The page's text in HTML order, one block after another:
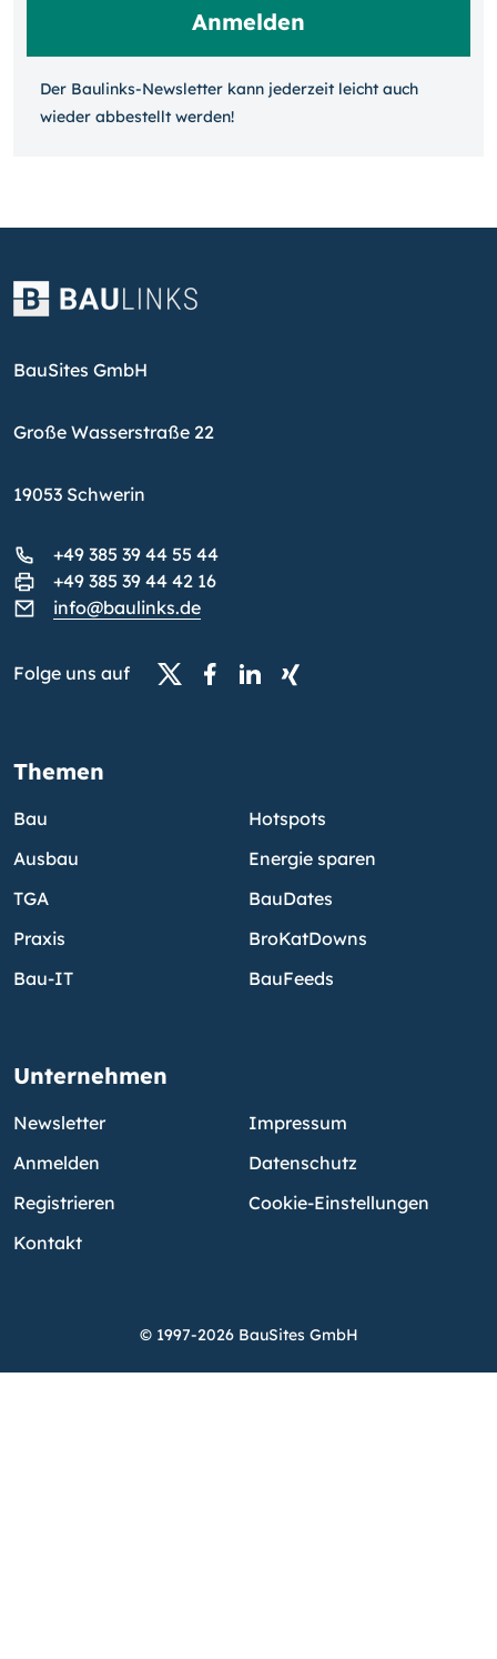
Der Baulinks-Newsletter kann jeder­zeit leicht auch
wieder ab­bestellt werden!
BauSites GmbH
Große Wasserstraße 22
19053 Schwerin
+49 385 39 44 55 44
+49 385 39 44 42 16
info@baulinks.de
Folge uns auf
Themen
Bau
Ausbau
TGA
Praxis
Bau-IT
Hotspots
Energie sparen
BauDates
BroKatDowns
BauFeeds
Unternehmen
Newsletter
Anmelden
Registrieren
Kontakt
Impressum
Datenschutz
Cookie-Einstellungen
© 1997-2026 BauSites GmbH